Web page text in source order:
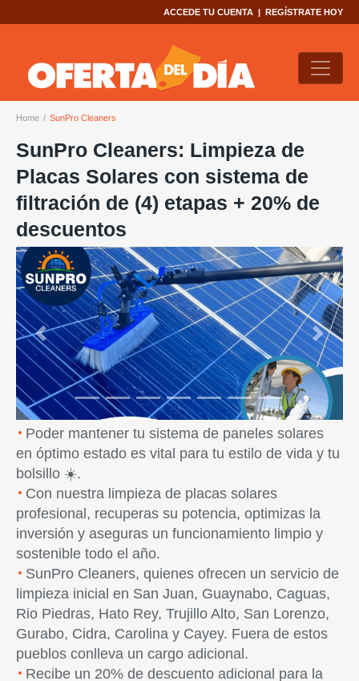
ACCEDE TU CUENTA | REGÍSTRATE HOY
Home SunPro Cleaners
SunPro Cleaners: Limpieza de
Placas Solares con sistema de
filtración de (4) etapas + 20% de
descuentos
Previous Next
Poder mantener tu sistema de paneles solares
en óptimo estado es vital para tu estilo de vida y tu
bolsillo ☀️.
Con nuestra limpieza de placas solares
profesional, recuperas su potencia, optimizas la
inversión y aseguras un funcionamiento limpio y
sostenible todo el año.
SunPro Cleaners, quienes ofrecen un servicio de
limpieza inicial en San Juan, Guaynabo, Caguas,
Rio Piedras, Hato Rey, Trujillo Alto, San Lorenzo,
Gurabo, Cidra, Carolina y Cayey. Fuera de estos
pueblos conlleva un cargo adicional.
Recibe un 20% de descuento adicional para la